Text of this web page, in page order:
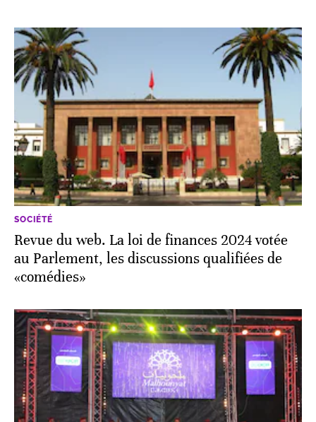
SOCIÉTÉ
Revue du web. La loi de finances 2024 votée
au Parlement, les discussions qualifiées de
«comédies»